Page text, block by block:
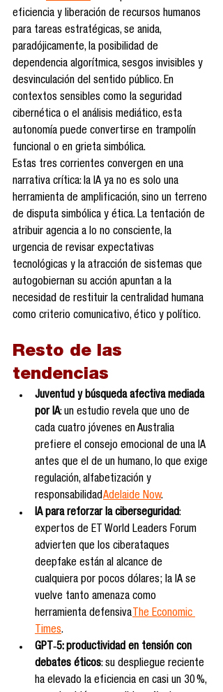
eficiencia y liberación de recursos humanos
para tareas estratégicas, se anida,
paradójicamente, la posibilidad de
dependencia algorítmica, sesgos invisibles y
desvinculación del sentido público. En
contextos sensibles como la seguridad
cibernética o el análisis mediático, esta
autonomía puede convertirse en trampolín
funcional o en grieta simbólica.
Estas tres corrientes convergen en una
narrativa crítica: la IA ya no es solo una
herramienta de amplificación, sino un terreno
de disputa simbólica y ética. La tentación de
atribuir agencia a lo no consciente, la
urgencia de revisar expectativas
tecnológicas y la atracción de sistemas que
autogobiernan su acción apuntan a la
necesidad de restituir la centralidad humana
como criterio comunicativo, ético y político.
Resto de las
tendencias
Juventud y búsqueda afectiva mediada
por IA: un estudio revela que uno de
cada cuatro jóvenes en Australia
prefiere el consejo emocional de una IA
antes que el de un humano, lo que exige
regulación, alfabetización y
responsabilidad Adelaide Now.
IA para reforzar la ciberseguridad:
expertos de ET World Leaders Forum
advierten que los ciberataques
deepfake están al alcance de
cualquiera por pocos dólares; la IA se
vuelve tanto amenaza como
herramienta defensiva The Economic
Times.
GPT‑5: productividad en tensión con
debates éticos: su despliegue reciente
ha elevado la eficiencia en casi un 30 %,